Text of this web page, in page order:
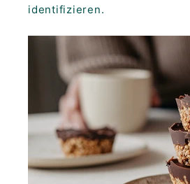
identifizieren.